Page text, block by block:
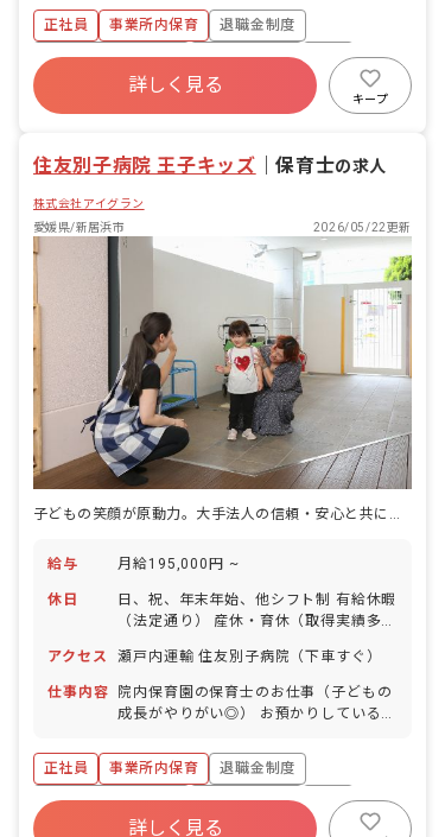
食事・睡眠・排泄・清潔・衣類の着脱等
・集団生活を通じた社会性の装着 ・行事
の計画・実行、お知らせの作成
正社員 事業所内保育
退職金制度
ボーナス・賞与あり
社会保険完備
有給
福利厚生充実
昇給昇進あり
産休育休制度
詳しく見る
キープ
住友別子病院 王子キッズ ｜保育士の求人
株式会社アイグラン
愛媛県/新居浜市
2026/05/22更新
子どもの笑顔が原動力。大手法人の信頼・安心と共に成長できる保育の舞台
給与 月給195,000円 ~
休日
日、祝、年末年始、他シフト制 有給休暇
（法定通り） 産休・育休（取得実績多
日
アクセス 瀬戸内運輸 住友別子病院（下車すぐ）
仕事内容
院内保育園の保育士のお仕事（子どもの
成長がやりがい◎） お預かりしている子
食事・睡眠・排泄・清潔・衣類の着脱等
・集団生活を通じた社会性の装着 ・行事
の計画・実行、お知らせの作成
正社員 事業所内保育
退職金制度
ボーナス・賞与あり
社会保険完備
有給
福利厚生充実
昇給昇進あり 産休育休制度
詳しく見る